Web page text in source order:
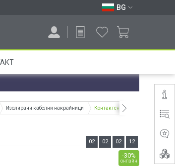
BG
Изолирани кабелни накрайници Контактен накрайник, вилка,
-30%
онлайн
02 02 02 11